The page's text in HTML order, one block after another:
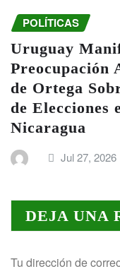
POLÍTICAS
Uruguay
Preocupación
de Ortega
de Elecciones
Nicaragua
Jul 27, 2026
DEJA UNA
Tu dirección de